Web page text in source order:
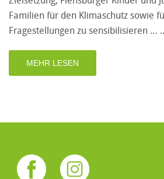
Familien für den Klimaschutz sowie
Fragestellungen zu sensibilisieren …
MEHR LESEN